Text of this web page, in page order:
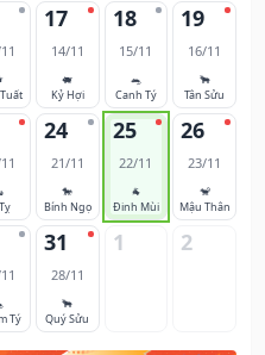
17
14/11
🐖
Kỷ Hợi
18
15/11
🐀
Canh Tý
19
16/11
🐂
Tân Sửu
24
21/11
🐎
Bính Ngọ
25
22/11
🐐
Đinh Mùi
26
23/11
🐒
Mậu Thân
Tý
31
28/11
🐂
Quý Sửu
1 2